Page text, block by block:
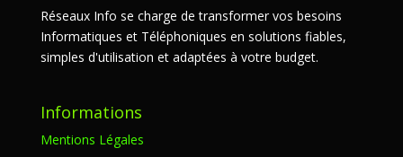
Réseaux Info se charge de transformer vos besoins
Informatiques et Téléphoniques en solutions fiables,
simples d'utilisation et adaptées à votre budget.
Informations
Mentions Légales